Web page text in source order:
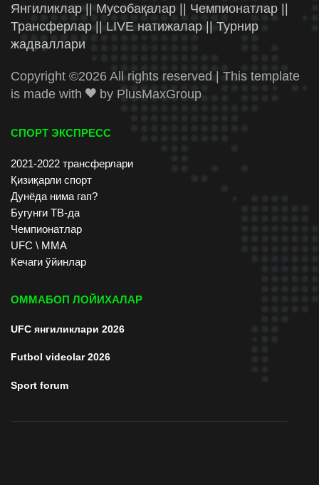
Янгиликлар || Мусобақалар || Чемпионатлар ||
Трансферлар || LIVE натижалар || Турнир
жадваллари
Copyright ©2026 All rights reserved | This template
is made with
by PlusMaxGroup
СПОРТ ЭКСПРЕСС
2021-2022 трансферлари
Қизиқарли спорт
Дунёда нима гап?
Бугунги ТВ-да
Чемпионатлар
UFC \ ММА
Кечаги ўйинлар
ОММАБОП ЛОЙИХАЛАР
UFC янгиликлари 2026
Futbol videolar 2026
Sport forum